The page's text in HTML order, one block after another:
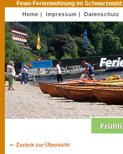
Fewo Ferienwohnung im Schwarzwald:
Home | Impressum | Datenschutz
<- Zurück zur Übersicht